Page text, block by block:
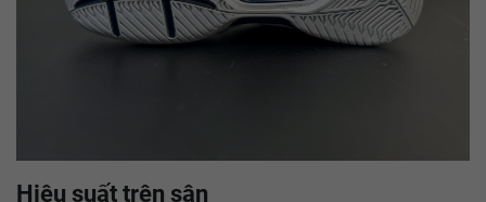
Hiệu suất trên sân